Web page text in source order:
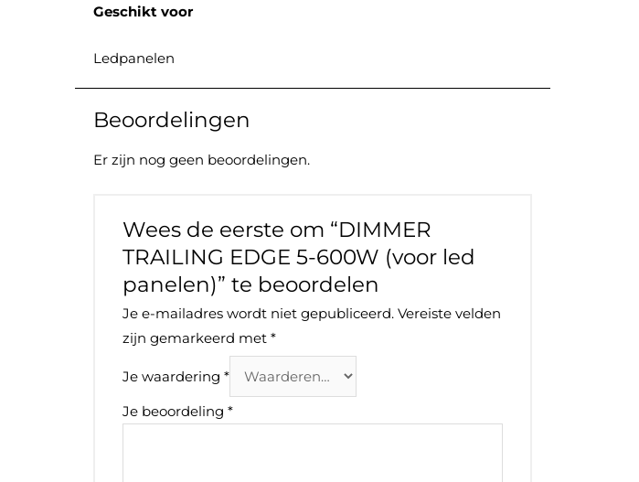
Geschikt voor
Ledpanelen
Beoordelingen
Er zijn nog geen beoordelingen.
Wees de eerste om “DIMMER
TRAILING EDGE 5-600W (voor led
panelen)” te beoordelen
Je e-mailadres wordt niet gepubliceerd. Vereiste velden
zijn gemarkeerd met *
Je waardering *
Je beoordeling *